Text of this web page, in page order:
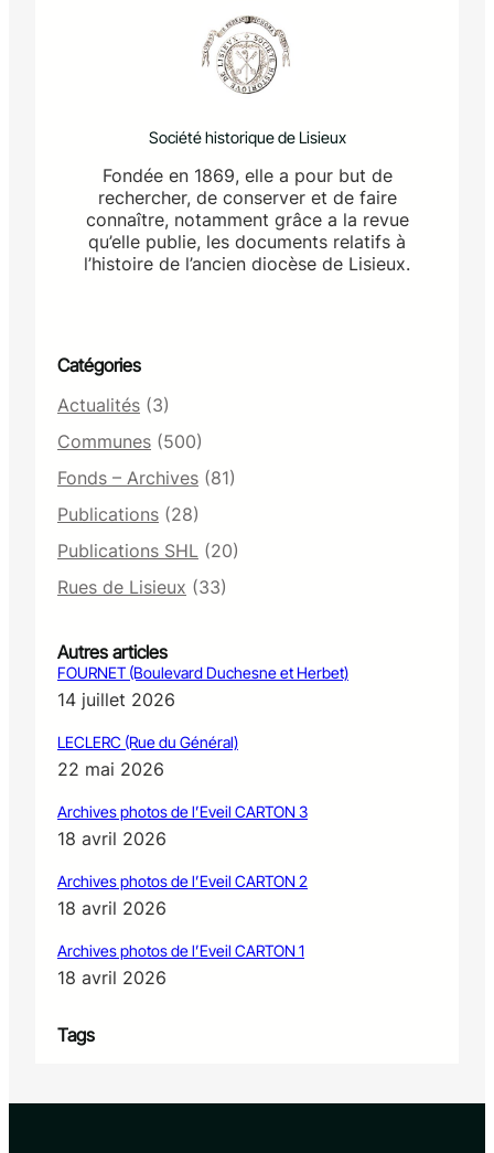
Société historique de Lisieux
Fondée en 1869, elle a pour but de
rechercher, de conserver et de faire
connaître, notamment grâce a la revue
qu’elle publie, les documents relatifs à
l’histoire de l’ancien diocèse de Lisieux.
Catégories
Actualités (3)
Communes (500)
Fonds – Archives (81)
Publications (28)
Publications SHL (20)
Rues de Lisieux (33)
Autres articles
FOURNET (Boulevard Duchesne et Herbet)
14 juillet 2026
LECLERC (Rue du Général)
22 mai 2026
Archives photos de l’Eveil CARTON 3
18 avril 2026
Archives photos de l’Eveil CARTON 2
18 avril 2026
Archives photos de l’Eveil CARTON 1
18 avril 2026
Tags